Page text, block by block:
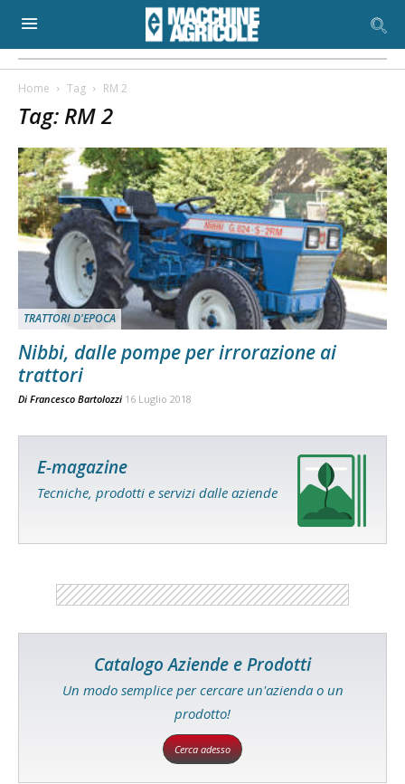
Home Tag RM 2
Tag: RM 2
TRATTORI D'EPOCA
Nibbi, dalle pompe per irrorazione ai
trattori
Di Francesco Bartolozzi 16 Luglio 2018
E-magazine
Tecniche, prodotti e servizi dalle aziende
Catalogo Aziende e Prodotti
Un modo semplice per cercare un'azienda o un
prodotto!
Cerca adesso